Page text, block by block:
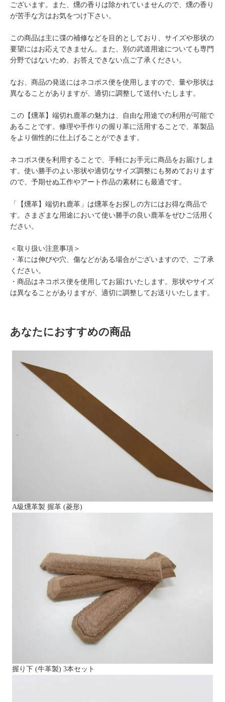
ございます。また、燻の香りは除かれていませんので、燻の香り
が苦手な方はお気をつけ下さい。
この商品は主に弽の補修などを目的としており、サイズや形状の
要望にはお応えできません。また、別の武道用途についても専門
分野ではないため、お答えできない点ご了承ください。
なお、商品の発送にはネコポス便を使用しますので、量や形状は
異なることがありますが、適切に調整して送付いたします。
この【燻革】端切れ鹿革の魅力は、自由な用途での利用が可能で
あることです。修理や手作りの握り革に活用することで、革製品
をより個性的に仕上げることができます。
ネコポス便を利用することで、手軽にお手元に商品をお届けしま
す。使い勝手のよい形状や適切なサイズ調整にも努めております
ので、予期せぬ工作やアート作品の素材にも最適です。
「【燻革】端切れ鹿革」は燻革をお探しの方にはお得な商品で
す。さまざまな用途において使い勝手の良い鹿革をぜひご活用く
ださい。
＜取り扱い注意事項＞
・革には伸びや穴、傷などがある場合がございますので、ご了承
ください。
・商品はネコポス便を使用してお届けいたします。形状やサイズ
は異なることがありますが、適切に調整してお送りいたします。
あなたにおすすめの商品
A級燻革製 握革 (菱形)
握り下 (牛革製) 3本セット